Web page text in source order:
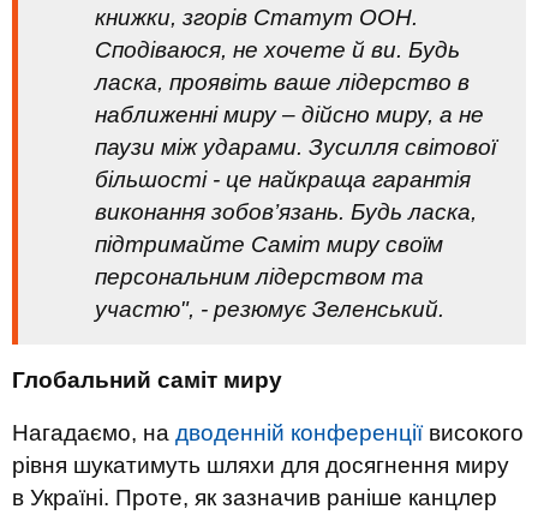
книжки, згорів Статут ООН.
Сподіваюся, не хочете й ви. Будь
ласка, проявіть ваше лідерство в
наближенні миру – дійсно миру, а не
паузи між ударами. Зусилля світової
більшості - це найкраща гарантія
виконання зобов’язань. Будь ласка,
підтримайте Саміт миру своїм
персональним лідерством та
участю", - резюмує Зеленський.
Глобальний саміт миру
Нагадаємо, на дводенній конференціївисокого
рівня шукатимуть шляхи для досягнення миру
в Україні. Проте, як зазначив раніше канцлер